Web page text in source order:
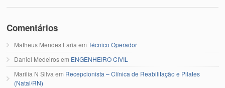
Comentários
Matheus Mendes Faria emTécnico Operador
Daniel Medeirosem ENGENHEIRO CIVIL
Marilia N Silva em Recepcionista – Clínica de Reabilitação e Pilates
(Natal/RN)